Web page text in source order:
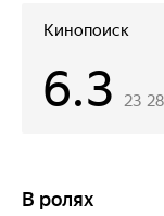
быстро выходит
Кинопоиск
6.3 23
В ролях